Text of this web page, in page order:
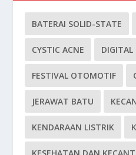
BATERAI SOLID-STATE
CYSTIC ACNE DIGITAL
FESTIVAL OTOMOTIF
JERAWAT BATU
KENDARAAN LISTRIK